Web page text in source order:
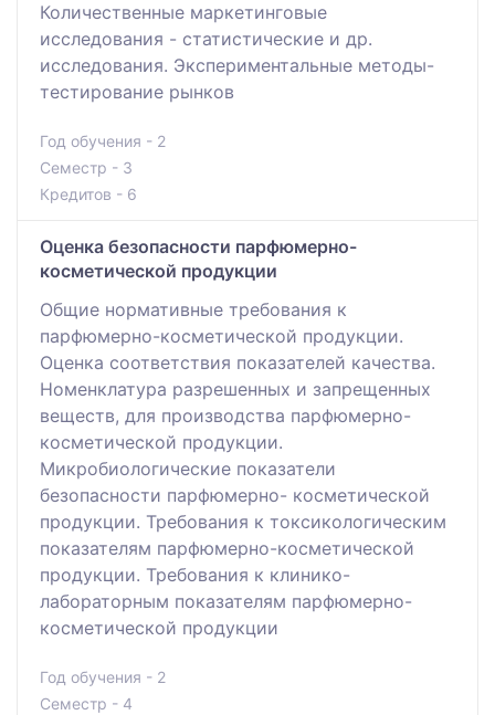
Количественные маркетинговые
исследования - статистические и др.
исследования. Экспериментальные методы-
тестирование рынков
Год обучения - 2
Семестр - 3
Кредитов - 6
Оценка безопасности парфюмерно-
косметической продукции
Общие нормативные требования к
парфюмерно-косметической продукции.
Оценка соответствия показателей качества.
Номенклатура разрешенных и запрещенных
веществ, для производства парфюмерно-
косметической продукции.
Микробиологические показатели
безопасности парфюмерно- косметической
продукции. Требования к токсикологическим
показателям парфюмерно-косметической
продукции. Требования к клинико-
лабораторным показателям парфюмерно-
косметической продукции
Год обучения - 2
Семестр - 4